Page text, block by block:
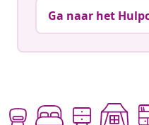
Ga naar het